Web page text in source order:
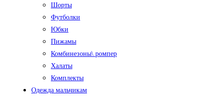
Шорты
Футболки
Юбки
Пижамы
Комбинезоны\ ромпер
Халаты
Комплекты
Одежда мальчикам